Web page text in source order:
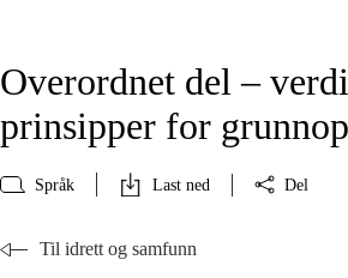
Overordnet del –
prinsipper for
Språk Last ned Del
Til idrett og samfunn